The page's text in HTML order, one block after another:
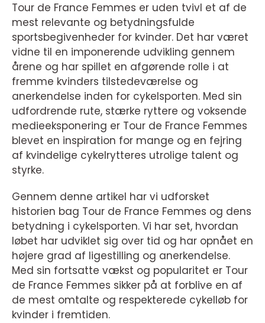
Tour de France Femmes er uden tvivl et af de
mest relevante og betydningsfulde
sportsbegivenheder for kvinder. Det har været
vidne til en imponerende udvikling gennem
årene og har spillet en afgørende rolle i at
fremme kvinders tilstedeværelse og
anerkendelse inden for cykelsporten. Med sin
udfordrende rute, stærke ryttere og voksende
medieeksponering er Tour de France Femmes
blevet en inspiration for mange og en fejring
af kvindelige cykelrytteres utrolige talent og
styrke.
Gennem denne artikel har vi udforsket
historien bag Tour de France Femmes og dens
betydning i cykelsporten. Vi har set, hvordan
løbet har udviklet sig over tid og har opnået en
højere grad af ligestilling og anerkendelse.
Med sin fortsatte vækst og popularitet er Tour
de France Femmes sikker på at forblive en af
de mest omtalte og respekterede cykelløb for
kvinder i fremtiden.